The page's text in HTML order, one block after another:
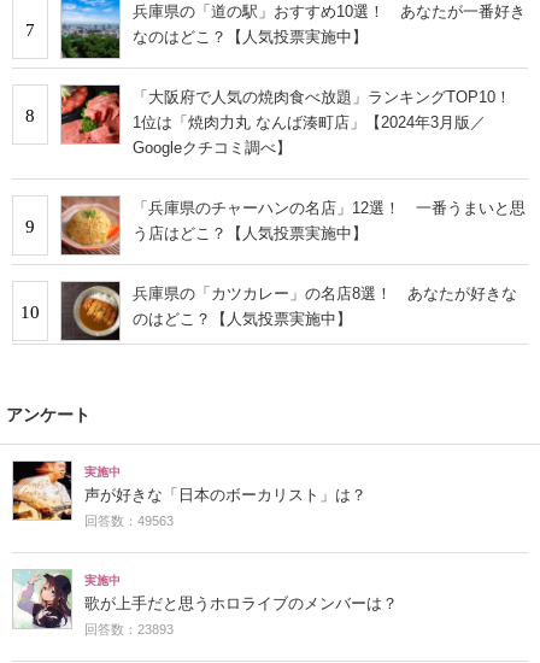
7
兵庫県の「道の駅」おすすめ10選！ あなたが一番好き
なのはどこ？【人気投票実施中】
8
「大阪府で人気の焼肉食べ放題」ランキングTOP10！
1位は「焼肉力丸 なんば湊町店」【2024年3月版／
Googleクチコミ調べ】
9
「兵庫県のチャーハンの名店」12選！ 一番うまいと思
う店はどこ？【人気投票実施中】
10
兵庫県の「カツカレー」の名店8選！ あなたが好きな
のはどこ？【人気投票実施中】
アンケート
実施中
声が好きな「日本のボーカリスト」は？
回答数：49563
実施中
歌が上手だと思うホロライブのメンバーは？
回答数：23893